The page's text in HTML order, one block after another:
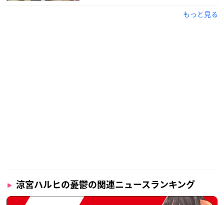
もっと見る
涼宮ハルヒの憂鬱の関連ニュースランキング